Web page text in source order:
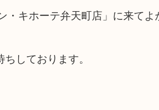
・キホーテ弁天町店」に来て
しております。